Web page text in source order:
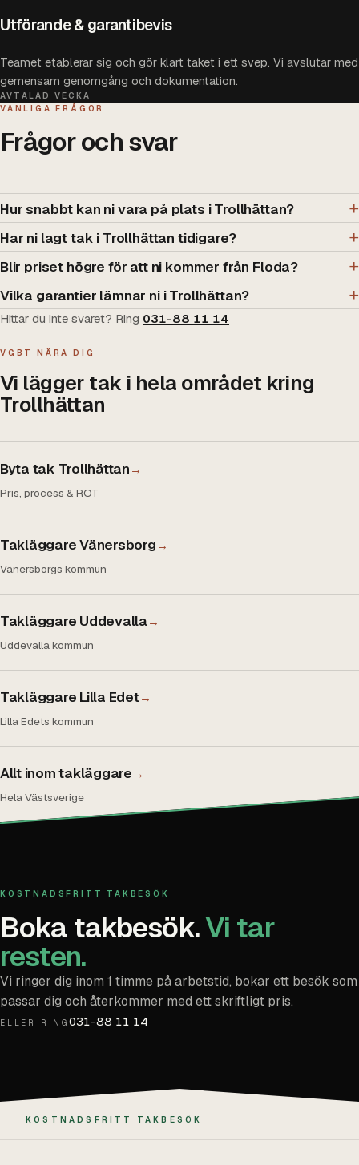
Utförande & garantibevis
Teamet etablerar sig och gör klart taket i ett svep. Vi avslutar med
gemensam genomgång och dokumentation.
AVTALAD VECKA
VANLIGA FRÅGOR
Frågor och svar
Hur snabbt kan ni vara på plats i Trollhättan?
Har ni lagt tak i Trollhättan tidigare?
Blir priset högre för att ni kommer från Floda?
Vilka garantier lämnar ni i Trollhättan?
Hittar du inte svaret? Ring 031-88 11 14
VGBT NÄRA DIG
Vi lägger tak i hela området kring
Trollhättan
Byta tak Trollhättan →
Pris, process & ROT
Takläggare Vänersborg →
Vänersborgs kommun
Takläggare Uddevalla →
Uddevalla kommun
Takläggare Lilla Edet→
Lilla Edets kommun
Allt inom takläggare →
Hela Västsverige
KOSTNADSFRITT TAKBESÖK
Boka takbesök.Vi tar
resten.
Vi ringer dig inom 1 timme på arbetstid, bokar ett besök som
passar dig och återkommer med ett skriftligt pris.
ELLER RING 031-88 11 14
KOSTNADSFRITT TAKBESÖK